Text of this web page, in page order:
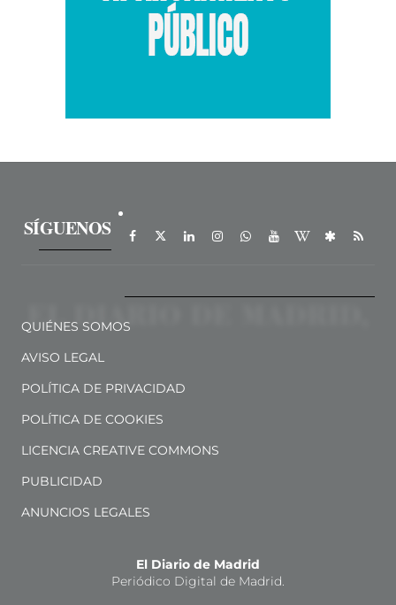
SÍGUENOS
QUIÉNES SOMOS
AVISO LEGAL
POLÍTICA DE PRIVACIDAD
POLÍTICA DE COOKIES
LICENCIA CREATIVE COMMONS
PUBLICIDAD
ANUNCIOS LEGALES
El Diario de Madrid
Periódico Digital de Madrid.